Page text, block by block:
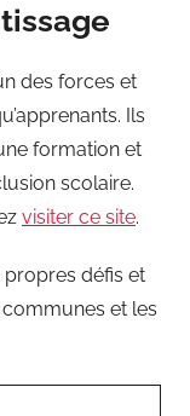
des forces et
Ils
formation et
scolaire.
visiter ce site.
propres défis et
et les